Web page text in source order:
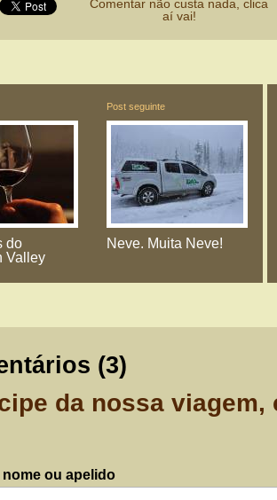
Comentar não custa nada, clica
aí vai!
do
Valley
Post seguinte
Neve. Muita Neve!
(3)
da nossa viagem,
nome ou apelido